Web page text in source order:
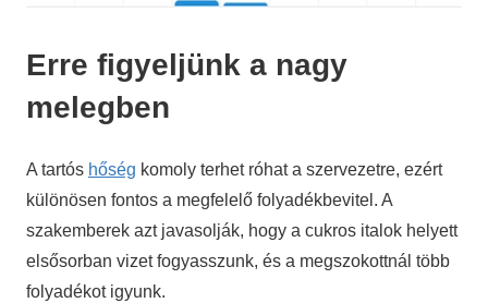
Erre figyeljünk a nagy
melegben
A tartós hőség komoly terhet róhat a szervezetre, ezért
különösen fontos a megfelelő folyadékbevitel. A
szakemberek azt javasolják, hogy a cukros italok helyett
elsősorban vizet fogyasszunk, és a megszokottnál több
folyadékot igyunk.